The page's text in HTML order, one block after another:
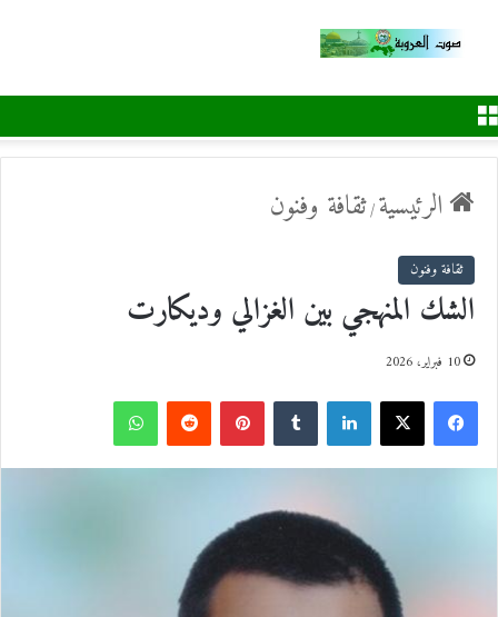
الرئيسية/ثقافة وفنون
ثقافة وفنون
الشك المنهجي بين الغزالي وديكارت
10 فبراير، 2026
ي
ب
X
ي
ن
ك
T
u
m
ي
ن
ت
R
ا